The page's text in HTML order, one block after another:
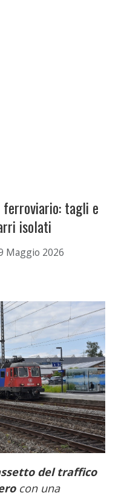
ferroviario: tagli e
isolati
Maggio 2026
del traffico
con una